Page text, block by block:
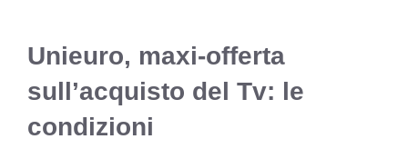
Unieuro, maxi-offerta
sull’acquisto del Tv: le
condizioni